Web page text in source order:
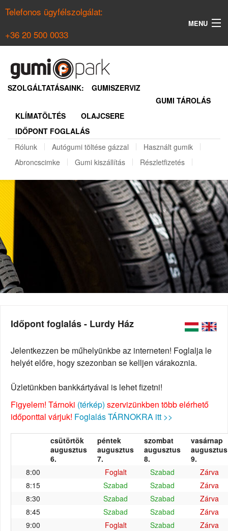
Telefonos ügyfélszolgálat:
+36 20 500 0033
MENU
NYÁRI GUMI KERESŐ
REGISZTRÁCIÓ
SZOLGÁLTATÁSAINK:
GUMISZERVIZ
GUMI TÁROLÁS
KLÍMATÖLTÉS
OLAJCSERE
IDŐPONT FOGLALÁS
Rólunk
Autógumi töltése gázzal
Használt gumik
Abroncscimke
Gumi kiszállítás Részletfizetés
Időpont foglalás - Lurdy Ház
Jelentkezzen be műhelyünkbe az interneten! Foglalja le
helyét előre, hogy szezonban se kelljen várakoznia.
Üzletünkben bankkártyával is lehet fizetni!
Figyelem! Tárnoki (térkép) szervizünkben több elérhető
időponttal várjuk! Foglalás TÁRNOKRA itt >>
csütörtök
augusztus
6.
péntek
augusztus
7.
szombat
augusztus
8.
vasárnap
augusztus
9.
8:00
Foglalt Szabad
Zárva
8:15
Szabad Szabad
Zárva
8:30
Szabad Szabad
Zárva
8:45
Szabad Szabad
Zárva
9:00
Foglalt Szabad
Zárva